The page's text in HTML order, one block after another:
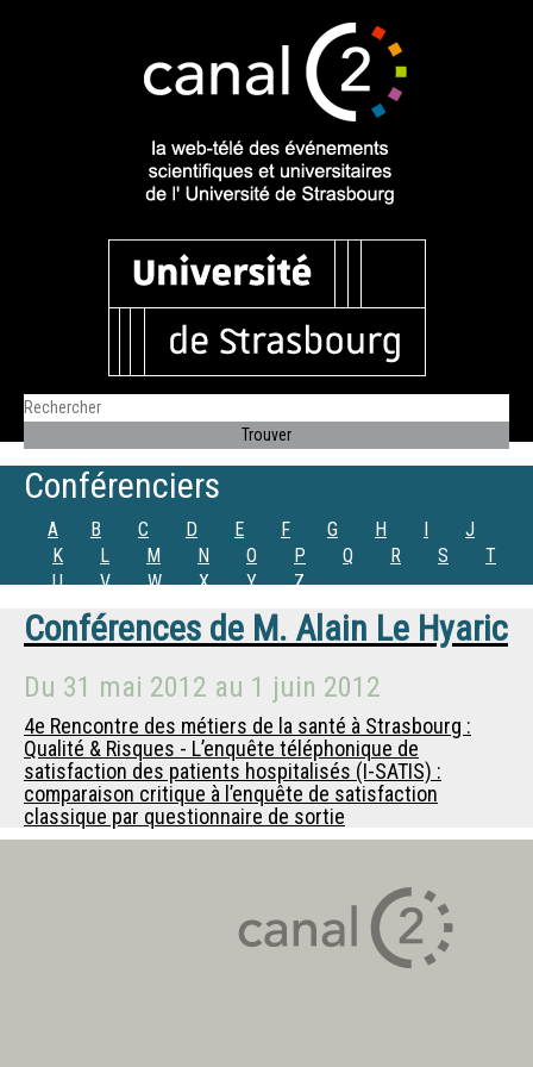
Conférenciers
A B C D E F G H I
J
K
L M N O P Q R S
T
U
V W X Y Z
Conférences de M. Alain Le Hyaric
Du 31 mai 2012 au 1 juin 2012
4e Rencontre des métiers de la santé à Strasbourg :
Qualité & Risques - L’enquête téléphonique de
satisfaction des patients hospitalisés (I-SATIS) :
comparaison critique à l’enquête de satisfaction
classique par questionnaire de sortie